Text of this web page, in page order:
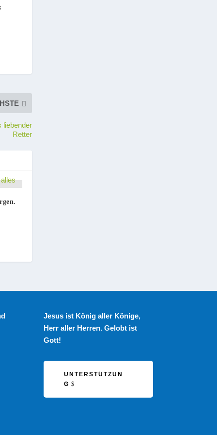
liebender
Retter
Jesus ist König aller Könige,
Herr aller Herren. Gelobt ist
Gott!
UNTERSTÜTZUN
G